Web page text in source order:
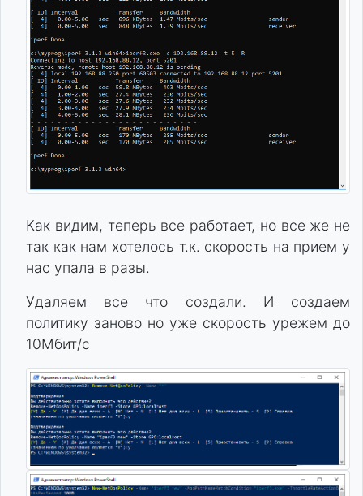
Как видим, теперь все работает, но все же не
так как нам хотелось т.к. скорость на прием у
нас упала в разы.
Удаляем все что создали. И создаем
политику заново но уже скорость урежем до
10Мбит/с